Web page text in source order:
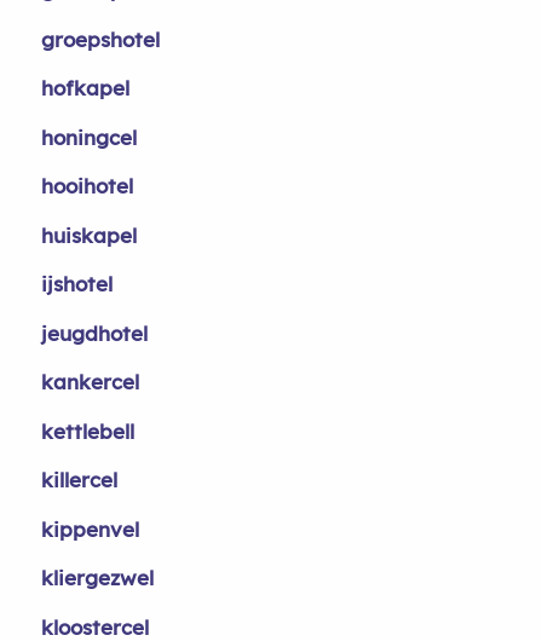
groepshotel
hofkapel
honingcel
hooihotel
huiskapel
ijshotel
jeugdhotel
kankercel
kettlebell
killercel
kippenvel
kliergezwel
kloostercel